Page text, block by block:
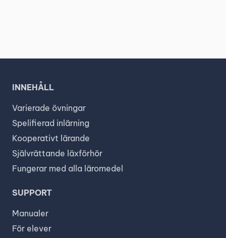
INNEHÅLL
Varierade övningar
Spelifierad inlärning
Kooperativt lärande
Självrättande läxförhör
Fungerar med alla läromedel
SUPPORT
Manualer
För elever